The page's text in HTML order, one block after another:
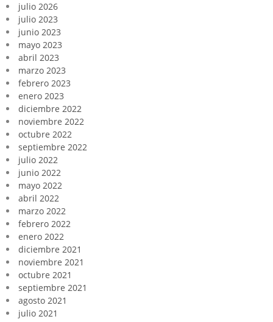
julio 2026
julio 2023
junio 2023
mayo 2023
abril 2023
marzo 2023
febrero 2023
enero 2023
diciembre 2022
noviembre 2022
octubre 2022
septiembre 2022
julio 2022
junio 2022
mayo 2022
abril 2022
marzo 2022
febrero 2022
enero 2022
diciembre 2021
noviembre 2021
octubre 2021
septiembre 2021
agosto 2021
julio 2021